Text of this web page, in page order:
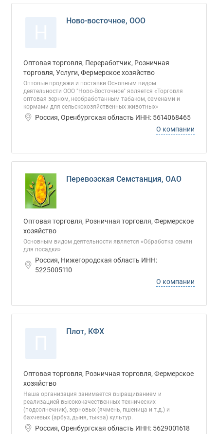
Ново-восточное, ООО
Оптовая торговля, Переработчик, Розничная
торговля, Услуги, Фермерское хозяйство
Оптовые продажи и поставки Основным видом
деятельности ООО "Ново-Восточное" является «Торговля
оптовая зерном, необработанным табаком, семенами и
кормами для сельскохозяйственных животных»
Россия, Оренбургская область ИНН: 5614068465
О компании
Перевозская Семстанция, ОАО
Оптовая торговля, Розничная торговля, Фермерское
хозяйство
Основным видом деятельности является «Обработка семян
для посадки»
Россия, Нижегородская область ИНН:
5225005110
О компании
Плот, КФХ
Оптовая торговля, Розничная торговля, Фермерское
хозяйство
Наша организация занимается выращиванием и
реализацией высококачественных технических
(подсолнечник), зерновых (ячмень, пшеница и т.д.) и
бахчевых (арбуз, дыня, тыква) культур.
Россия, Оренбургская область ИНН: 5629001618